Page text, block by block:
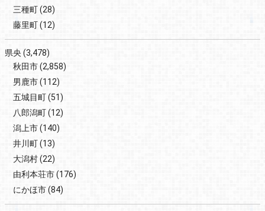
三種町(28)
藤里町(12)
県央(3,478)
秋田市(2,858)
男鹿市(112)
五城目町(51)
八郎潟町(12)
潟上市(140)
井川町(13)
大潟村(22)
由利本荘市(176)
にかほ市(84)